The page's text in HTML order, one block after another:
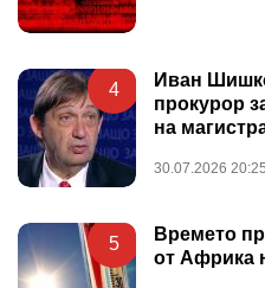
4
Иван
прокурор
на
30.07.2026
5
Времето
от Африка